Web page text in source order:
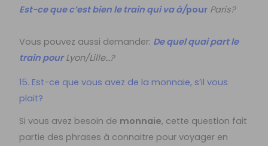
Est-ce que c’est bien le train qui va à/pour Paris?
Vous pouvez aussi demander: De quel quai part le
train pourLyon/Lille…?
15. Est-ce que vous avez de la monnaie, s’il vous
plait?
Si vous avez besoin de monnaie, cette question fait
partie des phrases à connaitre pour voyager en